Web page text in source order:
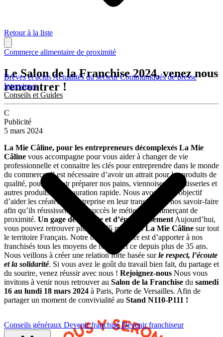
Brèves et actusActualités du secteurCommuniqués de presse
Interviews
Conseils et Guides
Conseils généraux Devenir franchiséDevenir franchiseur
Retour à la liste
Commerce alimentaire de proximité
Le Salon de la Franchise 2024, venez nous
rencontrer !
C
Publicité
5 mars 2024
La Mie Câline, pour les entrepreneurs décomplexés La Mie
Câline vous accompagne pour vous aider à changer de vie
professionnelle et connaitre les clés pour entreprendre dans le monde
du commerce. Il est nécessaire d’avoir un attrait pour les produits de
qualité, pour pouvoir préparer nos pains, viennoiseries, pâtisseries et
autres produits de restauration rapide. Nous avons pour objectif
d’aider les créateurs d’entreprise en leur transmettant nos savoir-faire
afin qu’ils réussissent avec succès le métier de commerçant de
proximité. Un gage de réussite et d’épanouissement Aujourd’hui,
vous pouvez retrouver plus de 245 magasinsLa Mie Câline sur tout
le territoire Français. Notre objectif premier est d’apporter à nos
franchisés tous les moyens de réussir, et ce depuis plus de 35 ans.
Nous veillons à créer une relation forte basée surle respect, l’écoute
et la solidarité. Si vous avez le goût du travail bien fait, du partage et
du sourire, venez réussir avec nous ! Rejoignez-nous Nous vous
invitons à venir nous retrouver au Salon de la Franchise du samedi
16 au lundi 18 mars 2024 à Paris, Porte de Versailles. Afin de
partager un moment de convivialité au Stand N110-P111 !